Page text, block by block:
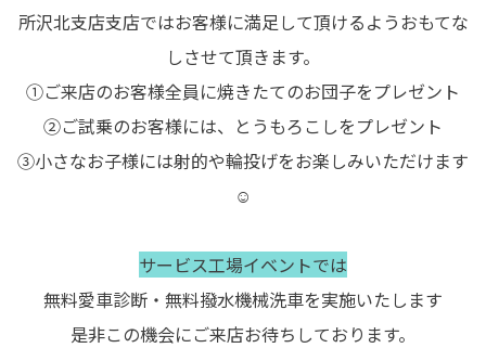
所沢北支店支店ではお客様に満足して頂けるようおもてな
しさせて頂きます。
①ご来店のお客様全員に焼きたてのお団子をプレゼント
②ご試乗のお客様には、とうもろこしをプレゼント
③小さなお子様には射的や輪投げをお楽しみいただけます
☺
サービス工場イベントでは
無料愛車診断・無料撥水機械洗車を実施いたします
是非この機会にご来店お待ちしております。